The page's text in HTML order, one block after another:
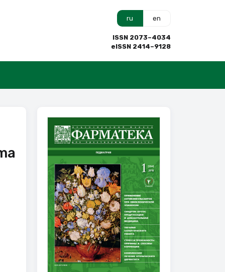
ru en
ISSN 2073–4034
eISSN 2414–9128